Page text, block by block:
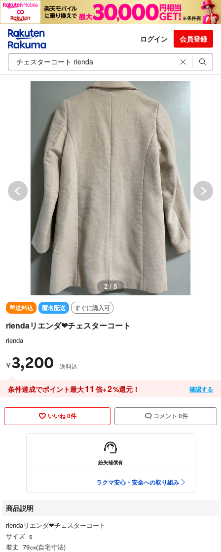
ログイン 会員登録
3 / 5
送料込 匿名配送 すぐに購入可
riendaリエンダ❤チェスターコート
rienda
¥3,200 送料込
条件達成でポイント最大11 倍+2%還元！ 確認する
いいね 0件 コメント 0件
紛失補償有
ラクマ安心・安全への取り組み
商品説明
riendaリエンダ❤チェスターコート
サイズ s
着丈 79㎝(自宅寸法)